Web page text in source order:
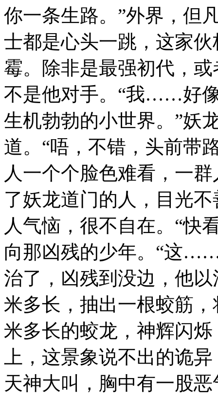
你一条生路。”外界，但
士都是心头一跳，这家
霉。除非是最强初代，
不是他对手。“我……好
生机勃勃的小世界。”妖
道。“唔，不错，头前带
人一个个脸色难看，一
了妖龙道门的人，目光
人气恼，很不自在。“快
向那凶残的少年。“这
治了，凶残到没边，他
米多长，抽出一根蛟筋
米多长的蛟龙，神辉闪
上，这景象说不出的诡
天神大叫，胸中有一股